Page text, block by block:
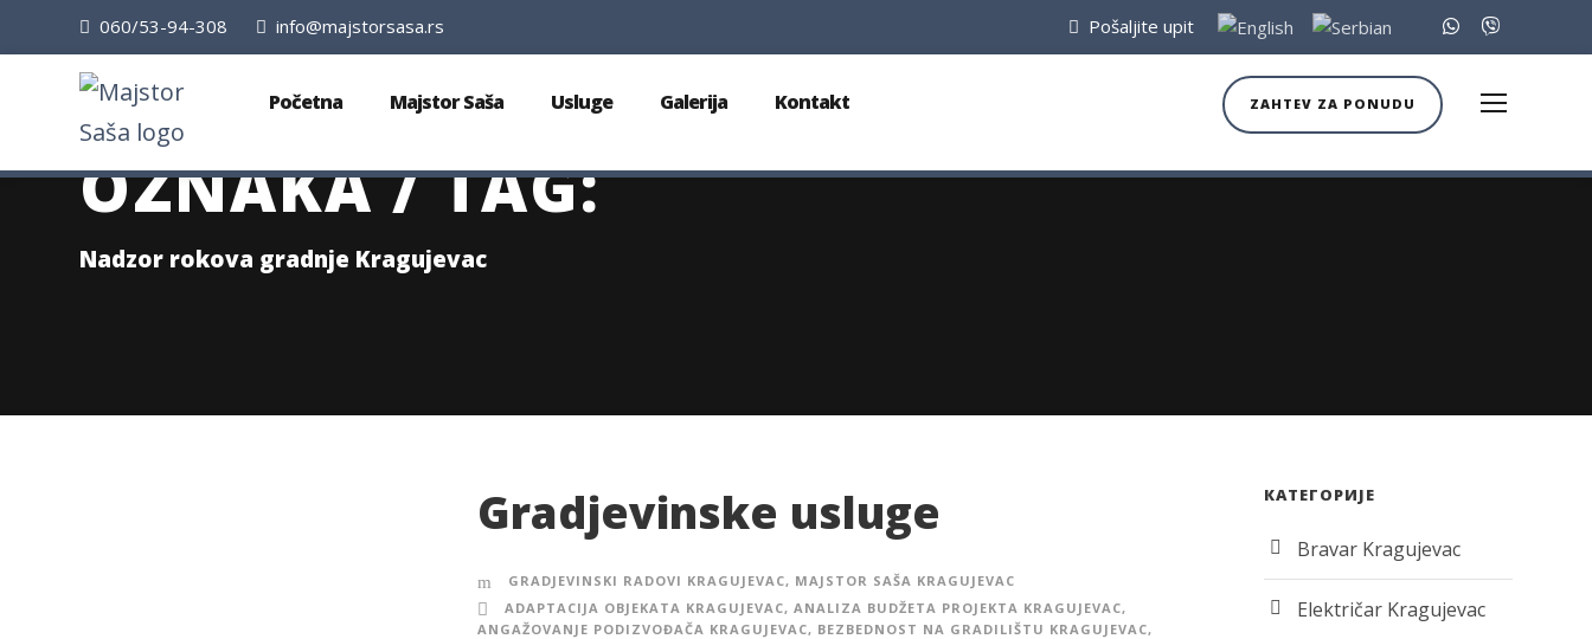
060/53-94-308 info@majstorsasa.rs Pošaljite upit
Početna Majstor Saša Usluge Galerija Kontakt ZAHTEV ZA PONUDU
OZNAKA / TAG:
Nadzor rokova gradnje Kragujevac
Gradjevinske usluge
GRADJEVINSKI RADOVI KRAGUJEVAC, MAJSTOR SAŠA KRAGUJEVAC
ADAPTACIJA OBJEKATA KRAGUJEVAC, ANALIZA BUDŽETA PROJEKTA KRAGUJEVAC,
ANGAŽOVANJE PODIZVOĐAČA KRAGUJEVAC, BEZBEDNOST NA GRADILIŠTU KRAGUJEVAC,
КАТЕГОРИЈЕ
Bravar Kragujevac
Električar Kragujevac